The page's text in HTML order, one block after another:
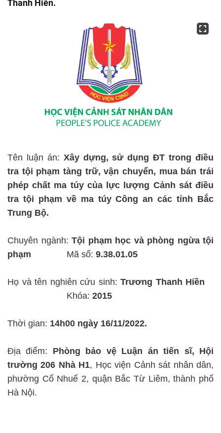
Thanh Hiền.
Tên luận án: Xây dựng, sử dụng ĐT trong điều
tra tội phạm tàng trữ, vận chuyển, mua bán trái
phép chất ma túy của lực lượng Cảnh sát điều
tra tội phạm về ma túy Công an các tỉnh Bắc
Trung Bộ.
Chuyên ngành: Tội phạm học và phòng ngừa tội
phạm
Mã số: 9.38.01.05
Họ và tên nghiên cứu sinh: Trương Thanh Hiền
Khóa: 2015
Thời gian: 14h00 ngày 16/11/2022.
Địa điểm: Phòng bảo vệ Luận án tiến sĩ, Hội
trường 206 Nhà H1, Học viện Cảnh sát nhân dân,
phường Cổ Nhuế 2, quận Bắc Từ Liêm, thành phố
Hà Nội.